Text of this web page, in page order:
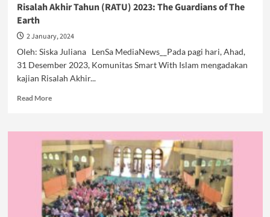
Risalah Akhir Tahun (RATU) 2023: The Guardians of The
Earth
2 January, 2024
Oleh: Siska Juliana LenSa MediaNews__Pada pagi hari, Ahad,
31 Desember 2023, Komunitas Smart With Islam mengadakan
kajian Risalah Akhir...
Read MoreRead
Risalah
Akhir
Tahun
(RATU)
2023:
The
Guardians
of